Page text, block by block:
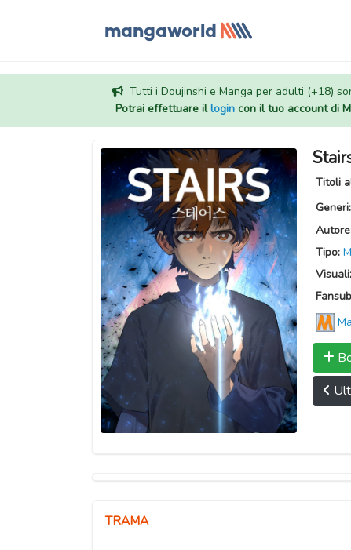
Tutti i Doujinshi e Manga per adulti (+18)
Potrai effettuare illogincon il tuo account di
Titoli
Generi:
Tipo:
TRAMA